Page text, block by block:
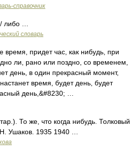
справочник
либо …
словарь
время, придет час, как нибудь, при
ли, рано или поздно, со временем,
день, в один прекрасный момент,
время, будет день, будет
день,&#8230; …
То же, что когда нибудь. Толковый
Ушаков. 1935 1940 …